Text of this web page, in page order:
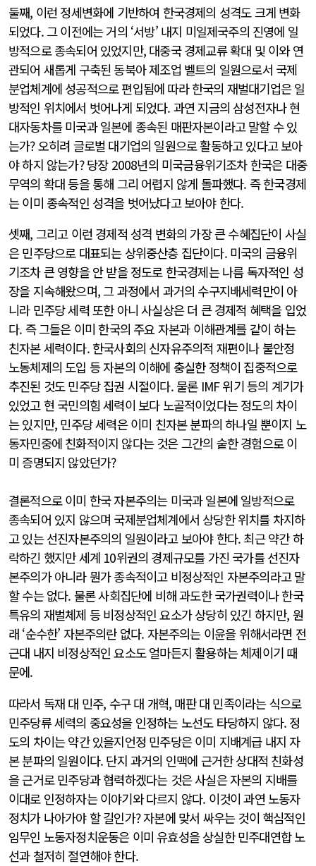
둘째, 이런 정세변화에 기반하여 한국경제의 성격도 크게 변화
되었다. 그 이전에는 거의 ‘서방’ 내지 미일제국주의 진영에 일
방적으로 종속되어 있었지만, 대중국 경제교류 확대 및 이와 연
관되어 새롭게 구축된 동북아 제조업 벨트의 일원으로서 국제
분업체계에 성공적으로 편입됨에 따라 한국의 재벌대기업은 일
방적인 위치에서 벗어나게 되었다. 과연 지금의 삼성전자나 현
대자동차를 미국과 일본에 종속된 매판자본이라고 말할 수 있
는가? 오히려 글로벌 대기업의 일원으로 활동하고 있다고 보아
야 하지 않는가? 당장 2008년의 미국금융위기조차 한국은 대중
무역의 확대 등을 통해 그리 어렵지 않게 돌파했다. 즉 한국경제
는 이미 종속적인 성격을 벗어났다고 보아야 한다.
셋째, 그리고 이런 경제적 성격 변화의 가장 큰 수혜집단이 사실
은 민주당으로 대표되는 상위중산층 집단이다. 미국의 금융위
기조차 큰 영향을 안 받을 정도로 한국경제는 나름 독자적인 성
장을 지속해왔으며, 그 과정에서 과거의 수구지배세력만이 아
니라 민주당 세력 또한 아니 사실상은 더 큰 경제적 혜택을 입었
다. 즉 그들은 이미 한국의 주요 자본과 이해관계를 같이 하는
친자본 세력이다. 한국사회의 신자유주의적 재편이나 불안정
노동체제의 도입 등 자본의 이해에 충실한 정책이 집중적으로
추진된 것도 민주당 집권 시절이다. 물론 IMF 위기 등의 계기가
있었고 현 국민의힘 세력이 보다 노골적이었다는 정도의 차이
는 있지만, 민주당 세력은 이미 친자본 분파의 하나일 뿐이지 노
동자민중에 친화적이지 않다는 것은 그간의 숱한 경험으로 이
미 증명되지 않았던가?
결론적으로 이미 한국 자본주의는 미국과 일본에 일방적으로
종속되어 있지 않으며 국제분업체계에서 상당한 위치를 차지하
고 있는 선진자본주의의 일원이라고 보아야 한다. 최근 약간 하
락하긴 했지만 세계 10위권의 경제규모를 가진 국가를 선진자
본주의가 아니라 뭔가 종속적이고 비정상적인 자본주의라고 말
할 수는 없다. 물론 사회집단에 비해 과도한 국가권력이나 한국
특유의 재벌체제 등 비정상적인 요소가 상당히 있긴 하지만, 원
래 ‘순수한’ 자본주의란 없다. 자본주의는 이윤을 위해서라면 전
근대 내지 비정상적인 요소도 얼마든지 활용하는 체제이기 때
문에.
따라서 독재 대 민주, 수구 대 개혁, 매판 대 민족이라는 식으로
민주당류 세력의 중요성을 인정하는 노선도 타당하지 않다. 정
도의 차이는 약간 있을지언정 민주당은 이미 지배계급 내지 자
본 분파의 일원이다. 단지 과거의 인맥에 근거한 상대적 친화성
을 근거로 민주당과 협력하겠다는 것은 사실은 자본의 지배를
이대로 인정하자는 이야기와 다르지 않다. 이것이 과연 노동자
정치가 나아가야 할 길인가? 자본에 맞서 싸우는 것이 핵심적인
임무인 노동자정치운동은 이미 유효성을 상실한 민주대연합 노
선과 철저히 절연해야 한다.